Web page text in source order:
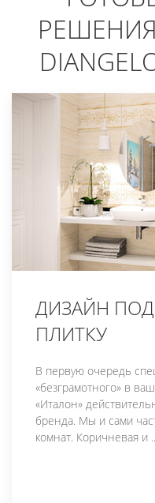
РЕШЕНИЯ
ДИЗАЙН
ПЛИТКУ
В первую очередь
«безграмотного» в
«Италон»
бренда. Мы и сами
комнат. Коричневая и